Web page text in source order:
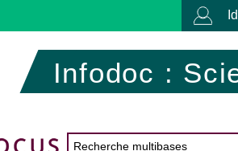
Infodoc :